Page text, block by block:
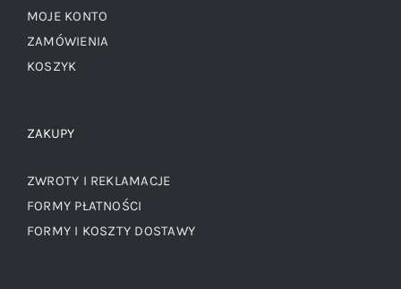
MOJE KONTO
ZAMÓWIENIA
KOSZYK
ZAKUPY
ZWROTY I REKLAMACJE
FORMY PŁATNOŚCI
FORMY I KOSZTY DOSTAWY